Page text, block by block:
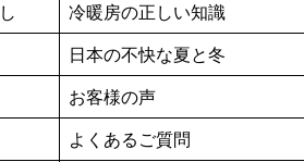
冷暖房の正しい知識
日本の不快な夏と冬
お客様の声
よくあるご質問